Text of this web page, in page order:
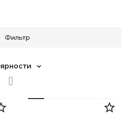
Фильтр